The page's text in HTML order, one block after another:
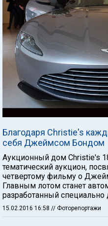
Благодаря Christie's
себя Джеймсом Бондом
Аукционный дом Christie's
тематический аукцион,
четвертому фильму о
Главным лотом станет
разработанный
15.02.2016 16:58 // Фоторепортажи